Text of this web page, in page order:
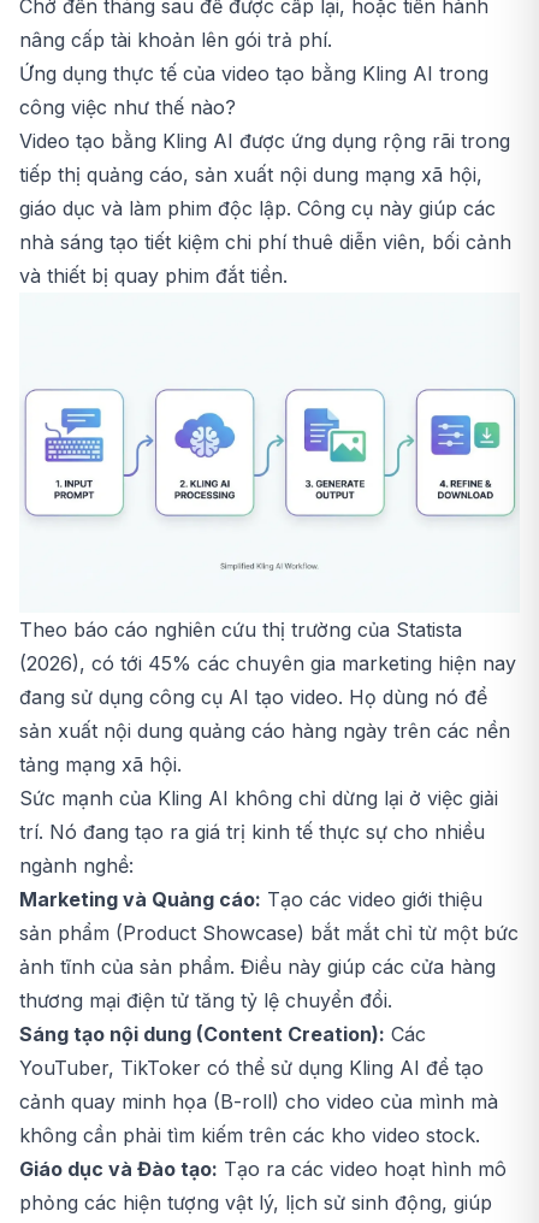
Chờ đến tháng sau để được cấp lại, hoặc tiến hành
nâng cấp tài khoản lên gói trả phí.
Ứng dụng thực tế của video tạo bằng Kling AI trong
công việc như thế nào?
Video tạo bằng Kling AI được ứng dụng rộng rãi trong
tiếp thị quảng cáo, sản xuất nội dung mạng xã hội,
giáo dục và làm phim độc lập. Công cụ này giúp các
nhà sáng tạo tiết kiệm chi phí thuê diễn viên, bối cảnh
và thiết bị quay phim đắt tiền.
Theo báo cáo nghiên cứu thị trường của Statista
(2026), có tới 45% các chuyên gia marketing hiện nay
đang sử dụng công cụ AI tạo video. Họ dùng nó để
sản xuất nội dung quảng cáo hàng ngày trên các nền
tảng mạng xã hội.
Sức mạnh của Kling AI không chỉ dừng lại ở việc giải
trí. Nó đang tạo ra giá trị kinh tế thực sự cho nhiều
ngành nghề:
Marketing và Quảng cáo: Tạo các video giới thiệu
sản phẩm (Product Showcase) bắt mắt chỉ từ một bức
ảnh tĩnh của sản phẩm. Điều này giúp các cửa hàng
thương mại điện tử tăng tỷ lệ chuyển đổi.
Sáng tạo nội dung (Content Creation): Các
YouTuber, TikToker có thể sử dụng Kling AI để tạo
cảnh quay minh họa (B-roll) cho video của mình mà
không cần phải tìm kiếm trên các kho video stock.
Giáo dục và Đào tạo: Tạo ra các video hoạt hình mô
phỏng các hiện tượng vật lý, lịch sử sinh động, giúp